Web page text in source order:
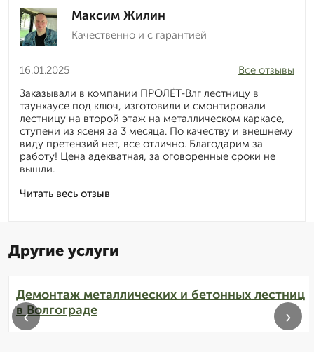
Максим Жилин
Качественно и с гарантией
16.01.2025
Читать весь отзыв
Все отзывы
Заказывали в компании ПРОЛЁТ-Влг лестницу в
таунхаусе под ключ, изготовили и смонтировали
лестницу на второй этаж на металлическом каркасе,
ступени из ясеня за 3 месяца. По качеству и внешнему
виду претензий нет, все отлично. Благодарим за
работу! Цена адекватная, за оговоренные сроки не
вышли.
Другие услуги
Демонтаж металлических и бетонных лестниц
в Волгограде
‹ ›